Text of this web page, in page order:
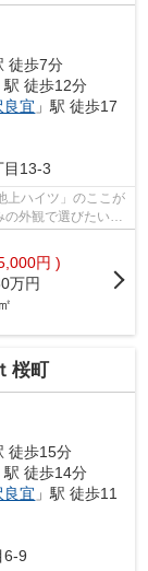
徒歩7分
駅 徒歩12分
良宜 」駅 徒歩17
目13-3
上ハイツ」のここが
の外観で選びたい
円 )
万円
町
徒歩15分
駅 徒歩14分
良宜 」駅 徒歩11
6-9